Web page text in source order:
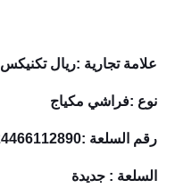
علامة تجارية :ريال تكنيكس
نوع :فراشي مكياج
رقم السلعة :2724466112890
السلعة : جديدة